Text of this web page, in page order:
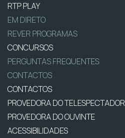
RTP PLAY
EM DIRETO
REVER PROGRAMAS
CONCURSOS
PERGUNTAS FREQUENTES
CONTACTOS
CONTACTOS
PROVEDORA DO TELESPECTADOR
PROVEDORA DO OUVINTE
ACESSIBILIDADES